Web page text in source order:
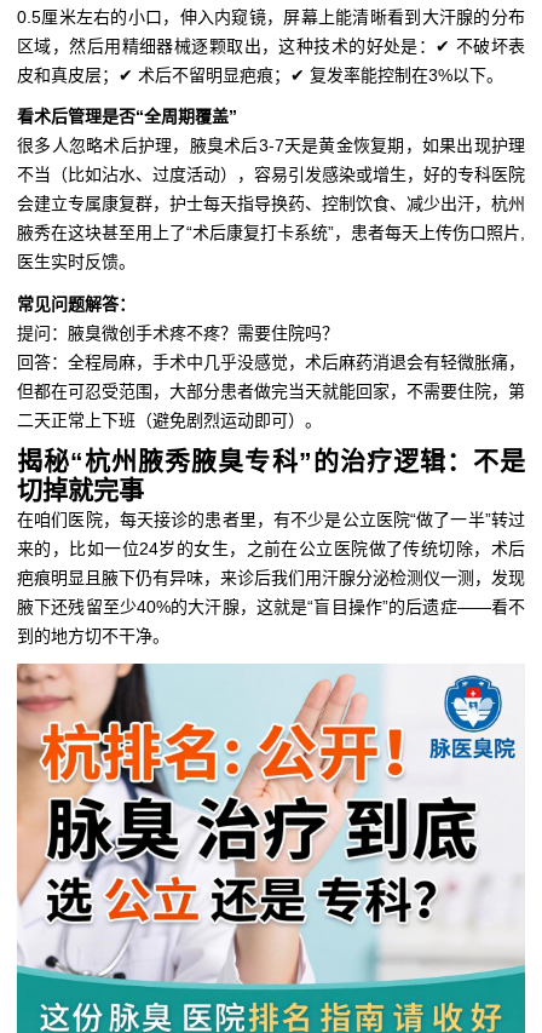
0.5厘米左右的小口，伸入内窥镜，屏幕上能清晰看到大汗腺的分布
区域，然后用精细器械逐颗取出，这种技术的好处是：✔ 不破坏表
皮和真皮层；✔ 术后不留明显疤痕；✔ 复发率能控制在3%以下。
看术后管理是否“全周期覆盖”
很多人忽略术后护理，腋臭术后3-7天是黄金恢复期，如果出现护理
不当（比如沾水、过度活动），容易引发感染或增生，好的专科医院
会建立专属康复群，护士每天指导换药、控制饮食、减少出汗，杭州
腋秀在这块甚至用上了“术后康复打卡系统”，患者每天上传伤口照片,
医生实时反馈。
常见问题解答：
提问：腋臭微创手术疼不疼？需要住院吗？
回答：全程局麻，手术中几乎没感觉，术后麻药消退会有轻微胀痛，
但都在可忍受范围，大部分患者做完当天就能回家，不需要住院，第
二天正常上下班（避免剧烈运动即可）。
揭秘“杭州腋秀腋臭专科”的治疗逻辑：不是
切掉就完事
在咱们医院，每天接诊的患者里，有不少是公立医院“做了一半”转过
来的，比如一位24岁的女生，之前在公立医院做了传统切除，术后
疤痕明显且腋下仍有异味，来诊后我们用汗腺分泌检测仪一测，发现
腋下还残留至少40%的大汗腺，这就是“盲目操作”的后遗症——看不
到的地方切不干净。